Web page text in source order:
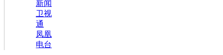
新闻
卫视
通
凤凰
电台